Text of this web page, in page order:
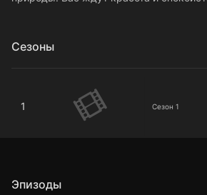
Сезоны
1 Сезон 1
Эпизоды